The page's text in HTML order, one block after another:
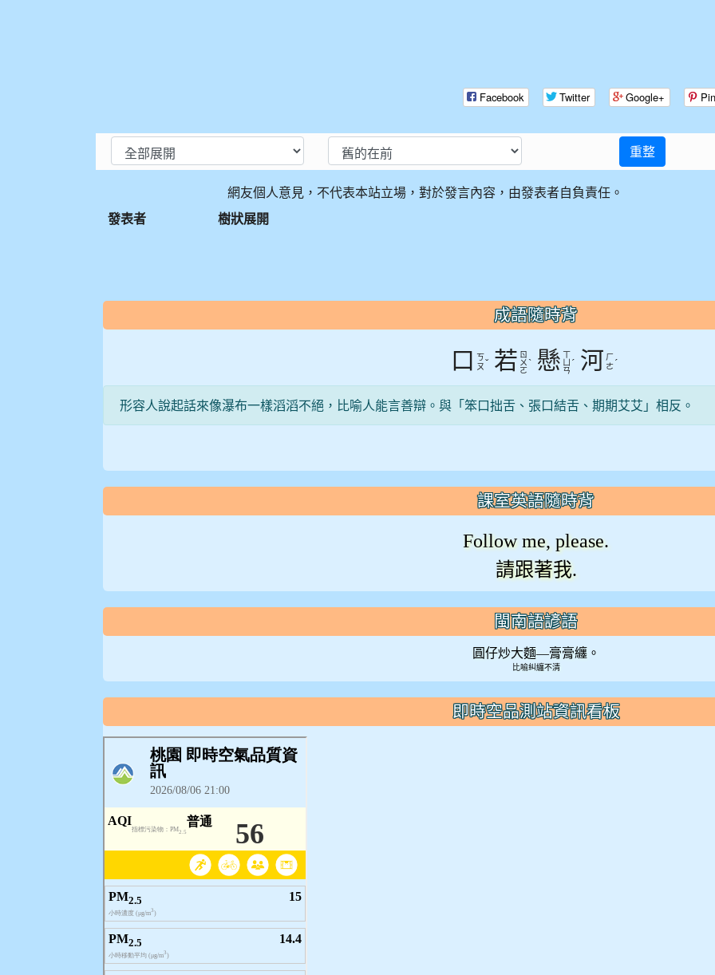
Facebook Twitter Google+
重整
網友個人意見，不代表本站立場，對於發言內容，由發表者自負責任。
發表者
樹狀展開
::: 成語隨時背
口 ㄎ
ㄡˇ 若 ㄖ
ㄨ
ㄛ
ˋ 懸 ㄒ
ㄢ
ˊ 河 ㄏ
ㄜˊ
形容人說起話來像瀑布一樣滔滔不絕，比喻人能言善辯。與「笨口拙舌、張口結舌、期期艾艾」相反。
課室英語隨時背
Follow me, please.
請跟著我.
閩南語諺語
圓仔炒大麵—膏膏纏。
比喻糾纏不清
即時空品測站資訊看板